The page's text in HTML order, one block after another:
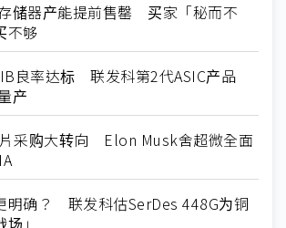
储器产能提前售罄 买家「秘而不
不够
良率达标 联发科第2代ASIC产品
产
采购大转向 Elon Musk舍超微全面
明确？ 联发科估SerDes 448G为铜